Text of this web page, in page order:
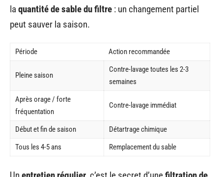
la quantité de sable du filtre : un changement partiel
peut sauver la saison.
Période Action recommandée
Pleine saison
Contre-lavage toutes les 2-3
semaines
Après orage / forte
fréquentation
Contre-lavage immédiat
Début et fin de saison
Détartrage chimique
Tous les 4-5 ans
Remplacement du sable